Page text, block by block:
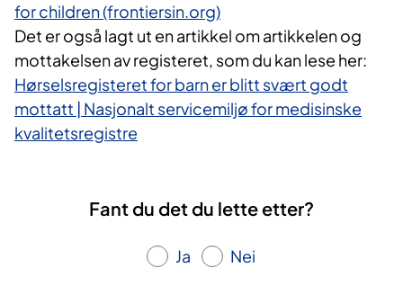
for children (frontiersin.org)
Det er også lagt ut en artikkel om artikkelen og
mottakelsen av registeret, som du kan lese her:
Hørselsregisteret for barn er blitt svært godt
mottatt | Nasjonalt servicemiljø for medisinske
kvalitetsregistre
Fant du det du lette etter?
Ja Nei